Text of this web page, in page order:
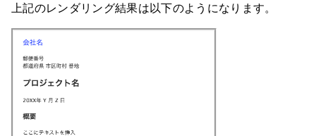
上記のレンダリング結果は以下のようになります。